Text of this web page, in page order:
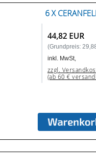
6 X
44,82 EUR
(Grundpreis:
inkl. MwSt,
zzgl.
(ab 60 €